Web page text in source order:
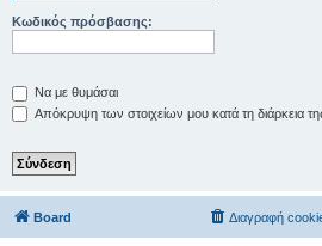
Κωδικός πρόσβασης:
Να με θυμάσαι
Απόκρυψη των στοιχείων μου κατά τη διάρκεια
Board Διαγραφή